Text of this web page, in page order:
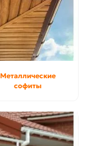
Металлические
софиты